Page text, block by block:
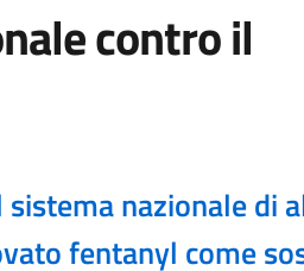
contro il
nazionale di
fentanyl come